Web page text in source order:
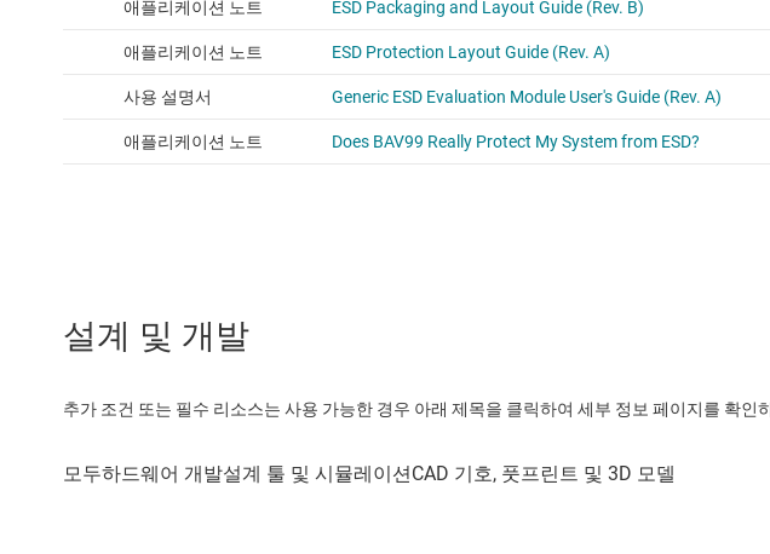
설계 및 개발
추가 조건 또는 필수 리소스는 사용 가능한 경우 아래 제목을 클릭하여 세부 정보 페이지를 확인